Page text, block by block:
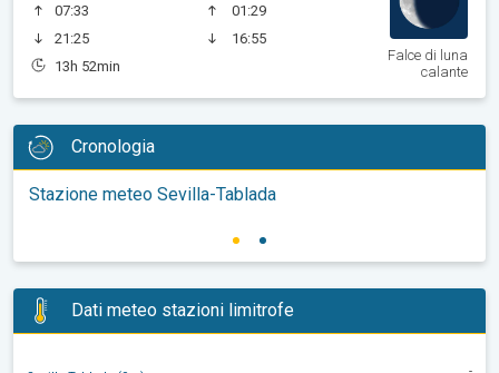
07:33
21:25
13h 52min
01:29
16:55
Falce di luna
calante
Cronologia
Stazione meteo Sevilla-Tablada
Dati meteo stazioni limitrofe